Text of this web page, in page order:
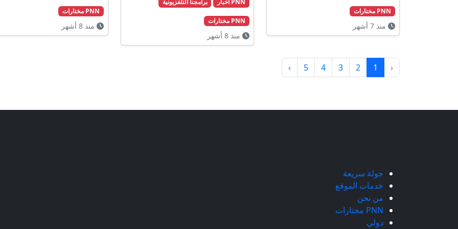
PNN مختارات
منذ 7 أشهر
PNN أخبار برامجنا التلفزيونية
PNN مختارات
منذ 8 أشهر
PNN مختارات
منذ 8 أشهر
‹
1
2
3
4
5
›
جولة سريعة
خدمات الموقع
من نحن
PNN مختارات
دولي